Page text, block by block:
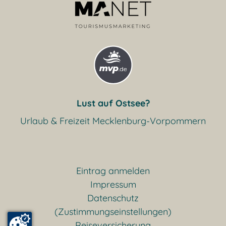
Lust auf Ostsee?
Urlaub & Freizeit Mecklenburg-Vorpommern
Eintrag anmelden
Impressum
Datenschutz
(Zustimmungseinstellungen)